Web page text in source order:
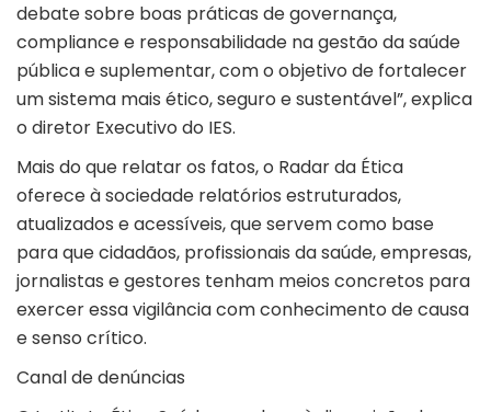
debate sobre boas práticas de governança,
compliance e responsabilidade na gestão da saúde
pública e suplementar, com o objetivo de fortalecer
um sistema mais ético, seguro e sustentável”, explica
o diretor Executivo do IES.
Mais do que relatar os fatos, o Radar da Ética
oferece à sociedade relatórios estruturados,
atualizados e acessíveis, que servem como base
para que cidadãos, profissionais da saúde, empresas,
jornalistas e gestores tenham meios concretos para
exercer essa vigilância com conhecimento de causa
e senso crítico.
Canal de denúncias